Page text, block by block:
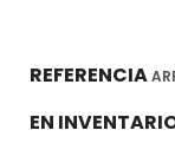
REFERENCIA
EN